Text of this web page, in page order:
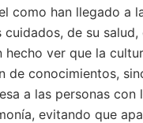
como han llegado a
de su salud,
hecho ver que la
de conocimientos,
a las personas con
evitando que